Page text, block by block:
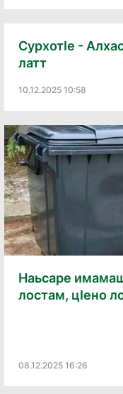
Сурхотӏе -
латт
10.12.2025 10:58
Наьсаре
лостам, цӏено
08.12.2025 16:26